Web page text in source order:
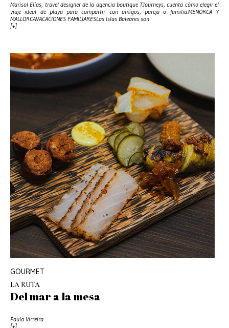
Marisol Elías, travel designer de la agencia boutique TJourneys, cuenta cómo elegir el
viaje ideal de playa para compartir con amigos, pareja o familia.MENORCA Y
MALLORCAVACACIONES FAMILIARESLas Islas Baleares son
[+]
GOURMET
LA RUTA
Del mar a la mesa
Paula Virreira
[+]